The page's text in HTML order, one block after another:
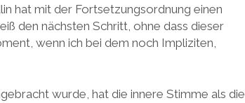
hat mit der Fortsetzungsordnung einen
den nächsten Schritt, ohne dass dieser
wenn ich bei dem noch Impliziten,
wurde, hat die innere Stimme als die